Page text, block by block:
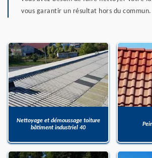
vous garantir un résultat hors du commun.
Nettoyage et démoussage toiture
bâtiment industriel 40